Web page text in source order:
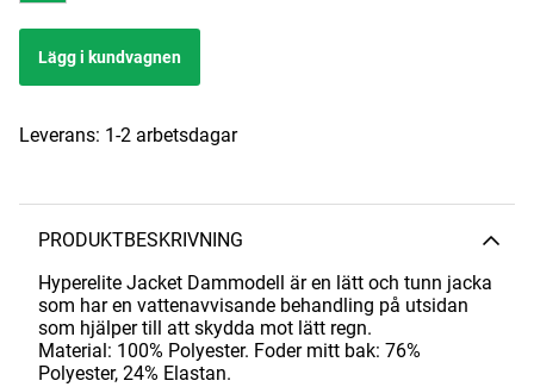
Lägg i kundvagnen
Leverans: 1-2 arbetsdagar
PRODUKTBESKRIVNING
Hyperelite Jacket Dammodell är en lätt och tunn jacka
som har en vattenavvisande behandling på utsidan
som hjälper till att skydda mot lätt regn.
Material: 100% Polyester. Foder mitt bak: 76%
Polyester, 24% Elastan.